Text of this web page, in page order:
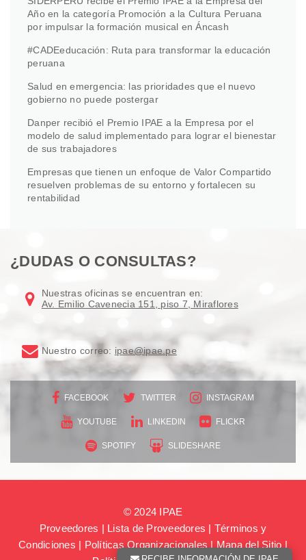
Año en la categoría Promoción a la Cultura Peruana
por impulsar la formación musical en Áncash
#CADEeducación: Ruta para transformar la educación
peruana
Salud en emergencia: las prioridades que el nuevo
gobierno no puede postergar
Danper recibió el Premio IPAE a la Empresa por el
modelo de salud implementado para lograr el bienestar
de sus trabajadores
Empresas que tienen un enfoque de Valor Compartido
resuelven problemas de su entorno y fortalecen su
rentabilidad
¿DUDAS O CONSULTAS?
Nuestras oficinas se encuentran en:
Av. Emilio Cavenecia 151, piso 7, Miraflores
Nuestro correo: ipae@ipae.pe
FACEBOOK TWITTER INSTAGRAM
YOUTUBE LINKEDIN FLICKR
SPOTIFY SLIDESHARE
© 2024 IPAE
Proveedores | Lista de Proveedores | Términos y
Condiciones | Políticas Organizacionales | Mapa del Sitio |